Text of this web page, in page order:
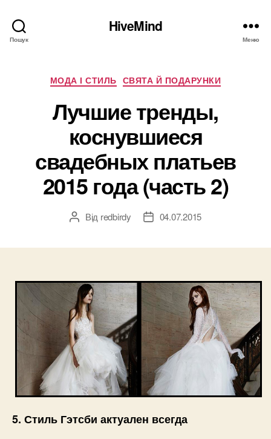
Пошук
HiveMind
Меню
Категорії
МОДА І СТИЛЬ СВЯТА Й ПОДАРУНКИ
Лучшие тренды,
коснувшиеся
свадебных платьев
2015 года (часть 2)
Автор
Від redbirdy
Дата04.07.2015
5. Стиль Гэтсби актуален всегда